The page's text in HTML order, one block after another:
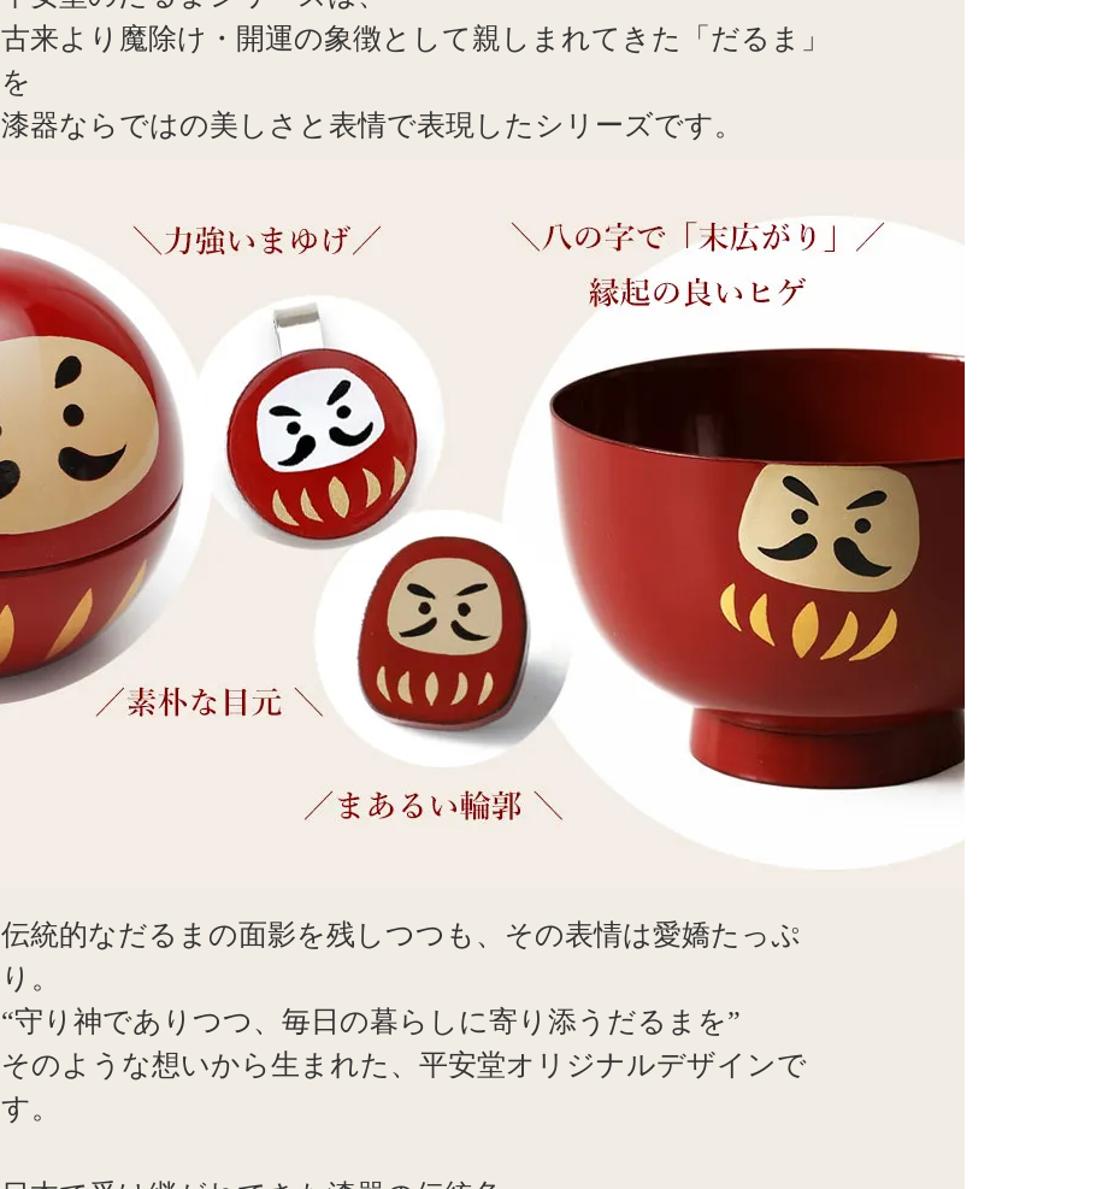
古来より魔除け・開運の象徴として親しまれてきた「だるま」
を
漆器ならではの美しさと表情で表現したシリーズです。
伝統的なだるまの面影を残しつつも、その表情は愛嬌たっぷ
り。
“守り神でありつつ、毎日の暮らしに寄り添うだるまを”
そのような想いから生まれた、平安堂オリジナルデザインで
す。